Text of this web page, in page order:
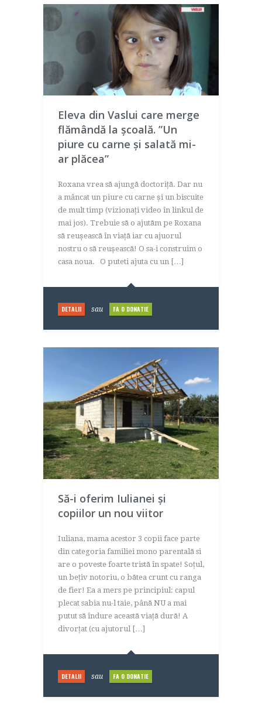
Eleva din Vaslui care merge
flămândă la școală. ”Un
piure cu carne și salată mi-
ar plăcea”
Roxana vrea să ajungă doctoriță. Dar nu
a mâncat un piure cu carne și un biscuite
de mult timp (vizionați video în linkul de
mai jos). Trebuie să o ajutăm pe Roxana
să reușească în viață iar cu ajuorul
nostru o să reușească! O sa-i construim o
casa noua. O puteti ajuta cu un […]
DETALII sau FA O DONATIE
Să-i oferim Iulianei și
copiilor un nou viitor
Iuliana, mama acestor 3 copii face parte
din categoria familiei mono parentală si
are o poveste foarte tristă în spate! Soțul,
un bețiv notoriu, o bătea crunt cu ranga
de fier! Ea a mers pe principiul: capul
plecat sabia nu-l taie, până NU a mai
putut să îndure această viață dură! A
divorțat (cu ajutorul […]
DETALII sau FA O DONATIE